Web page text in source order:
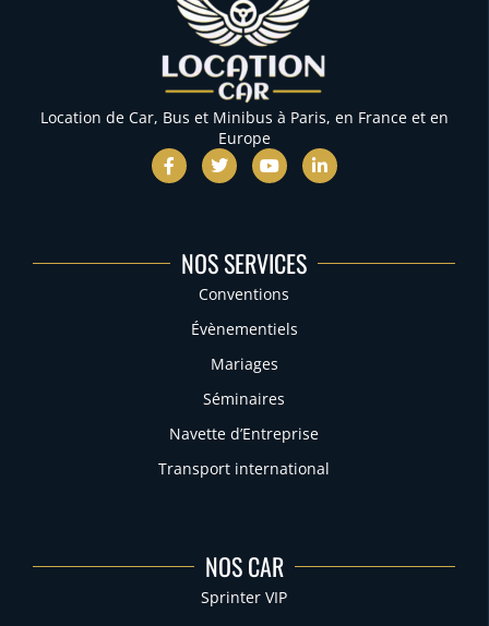
Location de Car, Bus et Minibus à Paris, en France et en
Europe
NOS SERVICES
Conventions
Évènementiels
Mariages
Séminaires
Navette d’Entreprise
Transport international
NOS CAR
Sprinter VIP